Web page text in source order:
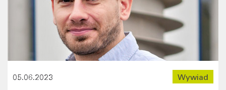
Wywiad
05.06.2023